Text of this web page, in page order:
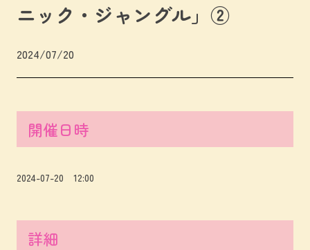
ニック・ジャングル」②
2024/07/20
開催日時
2024-07-20 12:00
詳細